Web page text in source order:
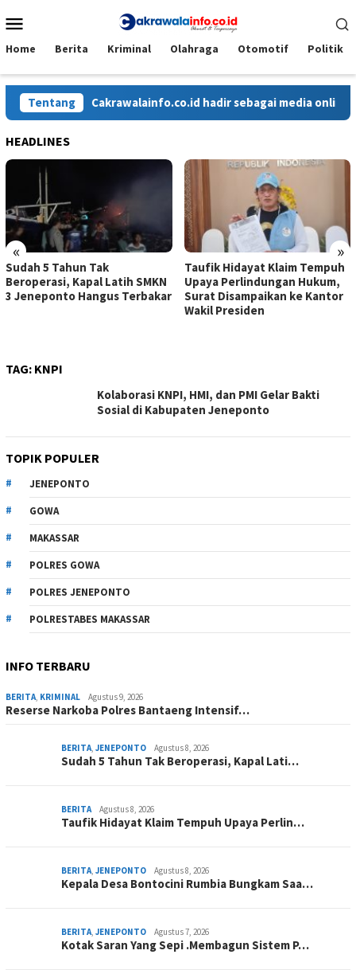
ke
Mobile
Home Berita Kriminal Olahraga Otomotif Politik
TentangCakrawalainfo.co.id hadir sebagai media online
HEADLINES
« »
Sudah 5 Tahun Tak
Beroperasi, Kapal Latih SMKN
3 Jeneponto Hangus Terbakar
Taufik Hidayat Klaim Tempuh
Upaya Perlindungan Hukum,
Surat Disampaikan ke Kantor
Wakil Presiden
TAG: KNPI
Kolaborasi KNPI, HMI, dan PMI Gelar Bakti
Sosial di Kabupaten Jeneponto
TOPIK POPULER
JENEPONTO
GOWA
MAKASSAR
POLRES GOWA
POLRES JENEPONTO
POLRESTABES MAKASSAR
INFO TERBARU
BERITA, KRIMINAL Agustus 9, 2026
Reserse Narkoba Polres Bantaeng Intensif…
BERITA, JENEPONTO Agustus 8, 2026
Sudah 5 Tahun Tak Beroperasi, Kapal Lati…
BERITA Agustus 8, 2026
Taufik Hidayat Klaim Tempuh Upaya Perlin…
BERITA, JENEPONTO Agustus 8, 2026
Kepala Desa Bontocini Rumbia Bungkam Saa…
BERITA, JENEPONTO Agustus 7, 2026
Kotak Saran Yang Sepi .Membagun Sistem P…